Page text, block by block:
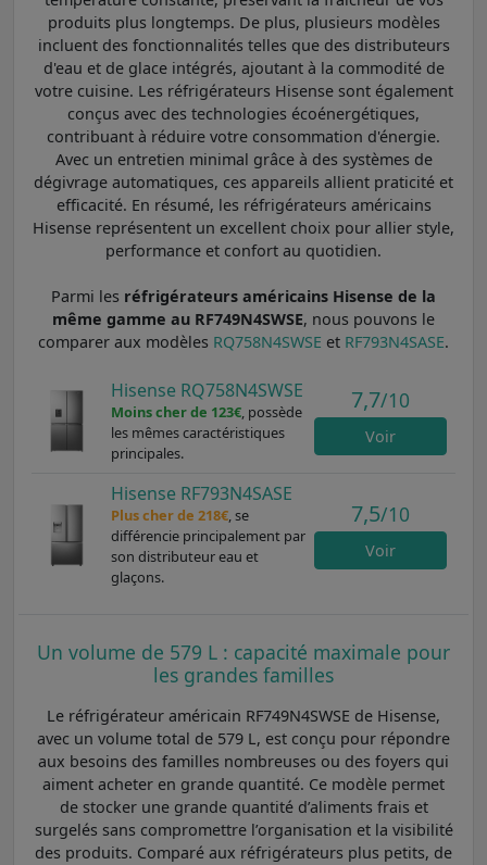
produits plus longtemps. De plus, plusieurs modèles
incluent des fonctionnalités telles que des distributeurs
d'eau et de glace intégrés, ajoutant à la commodité de
votre cuisine. Les réfrigérateurs Hisense sont également
conçus avec des technologies écoénergétiques,
contribuant à réduire votre consommation d'énergie.
Avec un entretien minimal grâce à des systèmes de
dégivrage automatiques, ces appareils allient praticité et
efficacité. En résumé, les réfrigérateurs américains
Hisense représentent un excellent choix pour allier style,
performance et confort au quotidien.
Parmi les réfrigérateurs américains Hisense de la
même gamme au RF749N4SWSE, nous pouvons le
comparer aux modèles RQ758N4SWSE et RF793N4SASE.
Hisense RQ758N4SWSE
Moins cher de 123€, possède
les mêmes caractéristiques
principales.
7,7/10
Voir
Hisense RF793N4SASE
Plus cher de 218€, se
différencie principalement par
son distributeur eau et
glaçons.
7,5/10
Voir
Un volume de 579 L : capacité maximale pour
les grandes familles
Le réfrigérateur américain RF749N4SWSE de Hisense,
avec un volume total de 579 L, est conçu pour répondre
aux besoins des familles nombreuses ou des foyers qui
aiment acheter en grande quantité. Ce modèle permet
de stocker une grande quantité d’aliments frais et
surgelés sans compromettre l’organisation et la visibilité
des produits. Comparé aux réfrigérateurs plus petits, de